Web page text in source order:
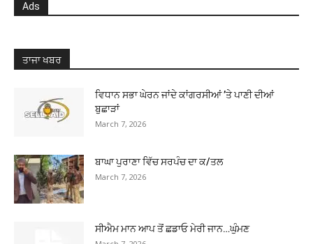
Ads
ਤਾਜਾ ਖਬਰ
ਵਿਧਾਨ ਸਭਾ ਘੇਰਨ ਜਾਂਦੇ ਕਾਂਗਰਸੀਆਂ ’ਤੇ ਪਾਣੀ ਦੀਆਂ
ਬੁਛਾੜਾਂ
March 7, 2026
ਬਾਘਾ ਪੁਰਾਣਾ ਵਿੱਚ ਸਰਪੰਚ ਦਾ ਕ/ਤਲ
March 7, 2026
ਸੀਐਮ ਮਾਨ ਆਪ ਤੋਂ ਛਡਾਓ ਮੇਰੀ ਜਾਨ…ਘੁੰਮਣ